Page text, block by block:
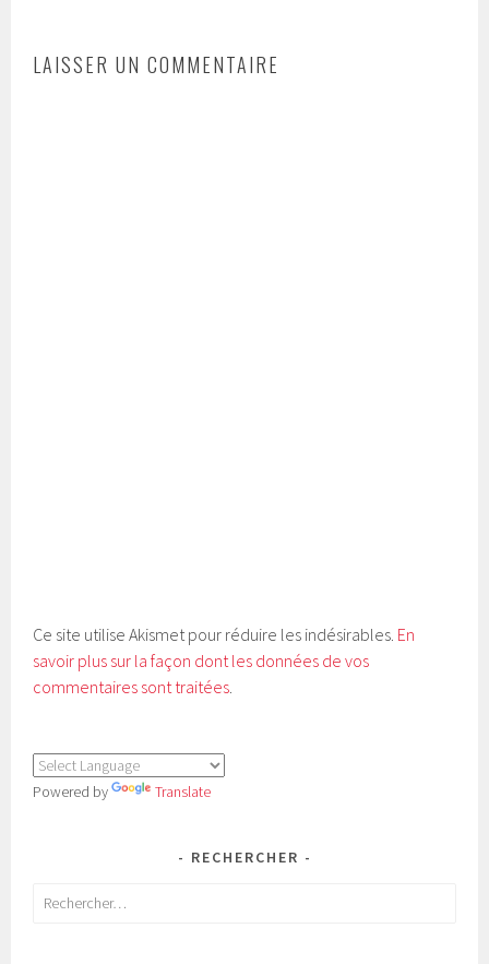
LAISSER UN COMMENTAIRE
Ce site utilise Akismet pour réduire les indésirables. En
savoir plus sur la façon dont les données de vos
commentaires sont traitées
Powered by Translate
RECHERCHER
Rechercher :